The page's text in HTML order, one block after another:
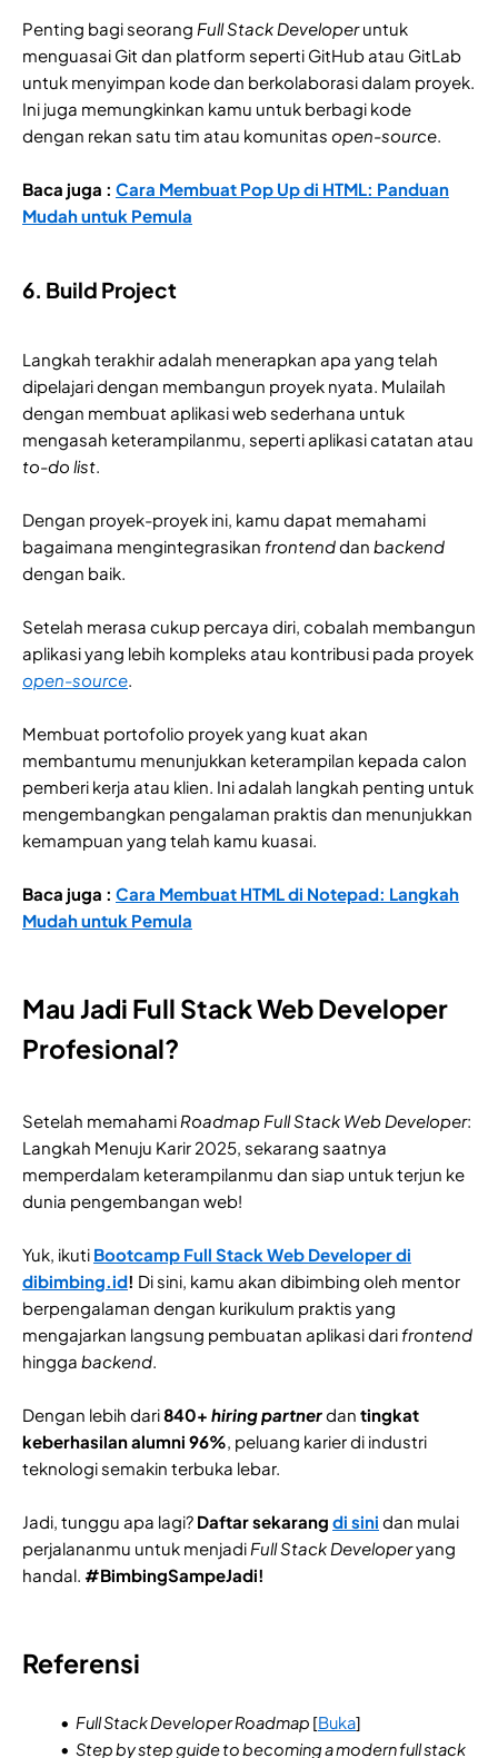
Penting bagi seorang Full Stack Developeruntuk
menguasai Git dan platform seperti GitHub atau GitLab
untuk menyimpan kode dan berkolaborasi dalam proyek.
Ini juga memungkinkan kamu untuk berbagi kode
dengan rekan satu tim atau komunitas open-source.
Baca juga : Cara Membuat Pop Up di HTML: Panduan
Mudah untuk Pemula
6. Build Project
Langkah terakhir adalah menerapkan apa yang telah
dipelajari dengan membangun proyek nyata. Mulailah
dengan membuat aplikasi web sederhana untuk
mengasah keterampilanmu, seperti aplikasi catatan atau
to-do list.
Dengan proyek-proyek ini, kamu dapat memahami
bagaimana mengintegrasikan frontenddan backend
dengan baik.
Setelah merasa cukup percaya diri, cobalah membangun
aplikasi yang lebih kompleks atau kontribusi pada proyek
open-source.
Membuat portofolio proyek yang kuat akan
membantumu menunjukkan keterampilan kepada calon
pemberi kerja atau klien. Ini adalah langkah penting untuk
mengembangkan pengalaman praktis dan menunjukkan
kemampuan yang telah kamu kuasai.
Baca juga : Cara Membuat HTML di Notepad: Langkah
Mudah untuk Pemula
Mau Jadi Full Stack Web Developer
Profesional?
Setelah memahami Roadmap Full Stack Web Developer:
Langkah Menuju Karir 2025, sekarang saatnya
memperdalam keterampilanmu dan siap untuk terjun ke
dunia pengembangan web!
Yuk, ikuti Bootcamp Full Stack Web Developer di
dibimbing.id! Di sini, kamu akan dibimbing oleh mentor
berpengalaman dengan kurikulum praktis yang
mengajarkan langsung pembuatan aplikasi darifrontend
hingga backend.
Dengan lebih dari840+ hiring partnerdan tingkat
keberhasilan alumni 96%, peluang karier di industri
teknologi semakin terbuka lebar.
Jadi, tunggu apa lagi? Daftar sekarang di sini dan mulai
perjalananmu untuk menjadi Full Stack Developeryang
handal. #BimbingSampeJadi!
Referensi
Full Stack Developer Roadmap [Buka]
Step by step guide to becoming a modern full stack